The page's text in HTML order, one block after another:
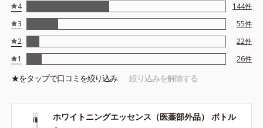
4
144件
3
55件
2
22件
1
26件
★をタップで口コミを絞り込み 絞り込みを解除する
ホワイトニングエッセンス（医薬部外品） ボトル